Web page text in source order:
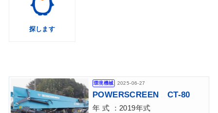
探します
POWERSCREEN CT-80
年 式 ：2019年式
2025-06-27
環境機械